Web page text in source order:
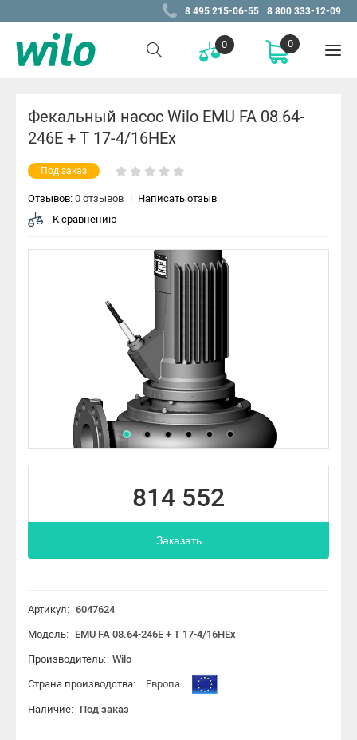
8 495 215-06-55 8 800 333-12-09
0 0
Фекальный насос Wilo EMU FA 08.64-
246E + T 17-4/16HEx
Под заказ
Отзывов: 0 отзывов | Написать отзыв
К сравнению
Артикул: 6047624
Модель: EMU FA 08.64-246E + T 17-4/16HEx
Производитель: Wilo
Страна производства: Европа
Наличие: Под заказ
814 552
Заказать